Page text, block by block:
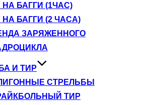
НА БАГГИ (1ЧАС)
НА БАГГИ (2 ЧАСА)
ЗАРЯЖЕННОГО
И ТИР
СТРЕЛЬБЫ
ТИР